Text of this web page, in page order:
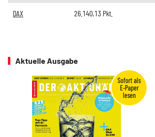
DAX 26.140,13 Pkt.
Aktuelle Ausgabe